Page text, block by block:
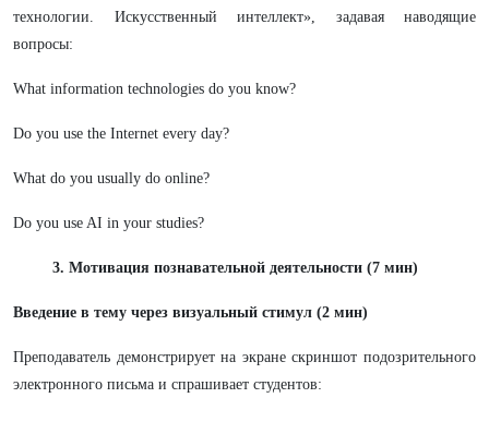
технологии. Искусственный интеллект», задавая наводящие
вопросы:
What information technologies do you know?
Do you use the Internet every day?
What do you usually do online?
Do you use AI in your studies?
3. Мотивация познавательной деятельности (7 мин)
Введение в тему через визуальный стимул (2 мин)
Преподаватель демонстрирует на экране скриншот подозрительного
электронного письма и спрашивает студентов: